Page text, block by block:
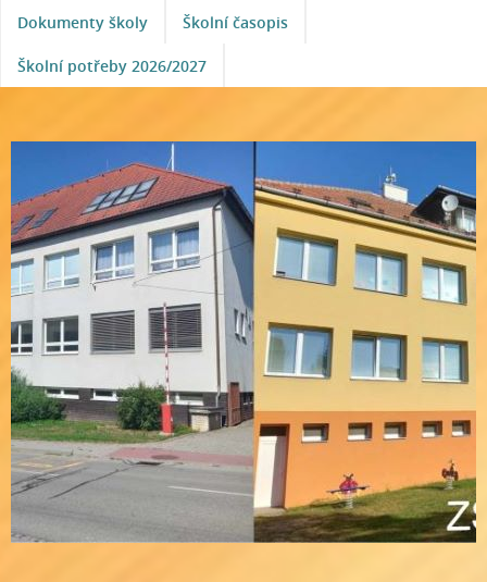
Dokumenty školy Školní časopis
Školní potřeby 2026/2027